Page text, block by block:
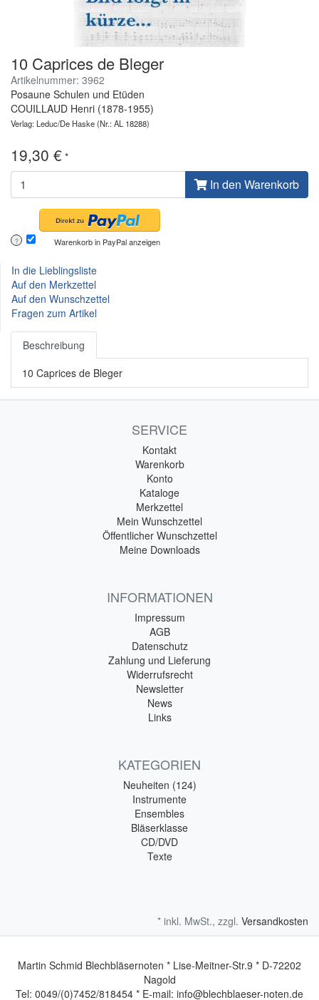
10 Caprices de Bleger
Artikelnummer: 3962
Posaune Schulen und Etüden
COUILLAUD Henri (1878-1955)
Verlag: Leduc/De Haske(Nr.: AL 18288)
19,30 € *
In den Warenkorb
? Warenkorb in PayPal anzeigen
In die Lieblingsliste
Auf den Merkzettel
Auf den Wunschzettel
Fragen zum Artikel
Beschreibung
10 Caprices de Bleger
SERVICE
Kontakt
Warenkorb
Konto
Kataloge
Merkzettel
Mein Wunschzettel
Öffentlicher Wunschzettel
Meine Downloads
INFORMATIONEN
Impressum
AGB
Datenschutz
Zahlung und Lieferung
Widerrufsrecht
Newsletter
News
Links
KATEGORIEN
Neuheiten (124)
Instrumente
Ensembles
Bläserklasse
CD/DVD
Texte
* inkl. MwSt., zzgl. Versandkosten
Martin Schmid Blechbläsernoten * Lise-Meitner-Str.9 * D-72202
Nagold
Tel: 0049/(0)7452/818454 * E-mail: info@blechblaeser-noten.de